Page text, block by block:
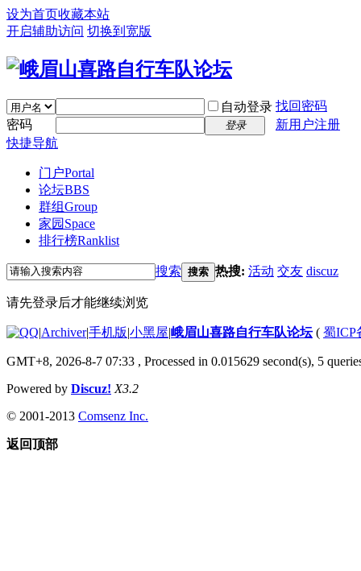
设为首页收藏本站
开启辅助访问 切换到宽版
自动登录 找回密码
密码
登录
新用户注册
快捷导航
门户Portal
论坛BBS
群组Group
家园 Space
排行榜Ranklist
搜索 搜索 热搜: 活动 交友 discuz
请先登录后才能继续浏览
|Archiver|手机版|小黑屋|峨眉山喜路自行车队论坛( 蜀ICP
GMT+8, 2026-8-7 07:33 , Processed in 0.015629 second(s), 5
Powered by Discuz! X3.2
© 2001-2013 Comsenz Inc.
返回顶部